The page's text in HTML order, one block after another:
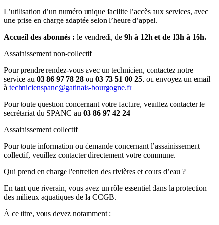
L’utilisation d’un numéro unique facilite l’accès aux services, avec
une prise en charge adaptée selon l’heure d’appel.
Accueil des abonnés : le vendredi, de 9h à 12h et de 13h à 16h.
Assainissement non-collectif
Pour prendre rendez-vous avec un technicien, contactez notre
service au 03 86 97 78 28 ou 03 73 51 00 25, ou envoyez un email
à technicienspanc@gatinais-bourgogne.fr
Pour toute question concernant votre facture, veuillez contacter le
secrétariat du SPANC au 03 86 97 42 24.
Assainissement collectif
Pour toute information ou demande concernant l’assainissement
collectif, veuillez contacter directement votre commune.
Qui prend en charge l'entretien des rivières et cours d’eau ?
En tant que riverain, vous avez un rôle essentiel dans la protection
des milieux aquatiques de la CCGB.
À ce titre, vous devez notamment :